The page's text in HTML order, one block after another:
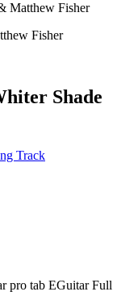
Matthew Fisher
Fisher
Shade
Track